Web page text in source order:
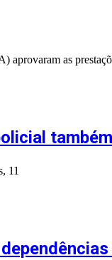
aprovaram as
11